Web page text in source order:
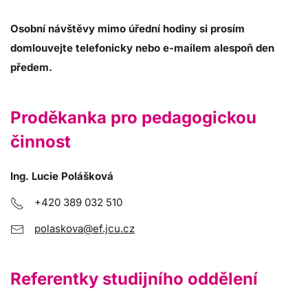
Osobní návštěvy mimo úřední hodiny si prosím
domlouvejte telefonicky nebo e-mailem alespoň den
předem.
Proděkanka pro pedagogickou
činnost
Ing. Lucie Polášková
+420 389 032 510
polaskova@ef.jcu.cz
Referentky studijního oddělení